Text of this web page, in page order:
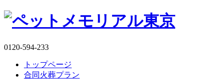
0120-594-233
トップページ
合同火葬プラン